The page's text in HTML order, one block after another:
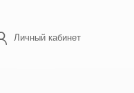
Личный кабинет